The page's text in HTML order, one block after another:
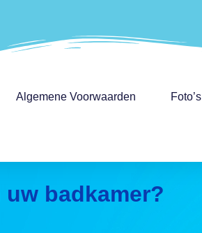
Algemene Voorwaarden Foto’s
badkamer?